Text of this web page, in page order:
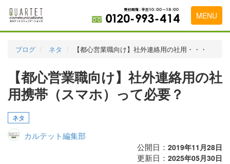
MENU
実績・お客様の声
初めて導入をお考えの方
代理店の乗り換えをお考えの方
ブログ ネタ 【都心営業職向け】社外連絡用の社用・・・
【都心営業職向け】社外連絡用の社
用携帯（スマホ）って必要？
ネタ
カルテット編集部
公開日： 2019年11月28日
更新日： 2025年05月30日